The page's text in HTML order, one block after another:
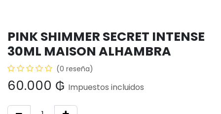
PINK SHIMMER SECRET INTENSE
30ML MAISON ALHAMBRA
(0 reseña)
60.000 ₲ Impuestos incluidos